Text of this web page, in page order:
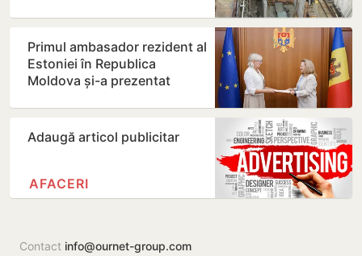
Primul ambasador rezident al
Estoniei în Republica
Moldova și-a prezentat
Adaugă articol publicitar
AFACERI
Contact info@ournet-group.com